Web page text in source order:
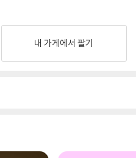
내 가게에서 팔기